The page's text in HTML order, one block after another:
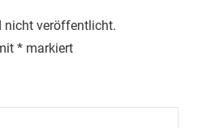
nicht veröffentlicht.
* markiert